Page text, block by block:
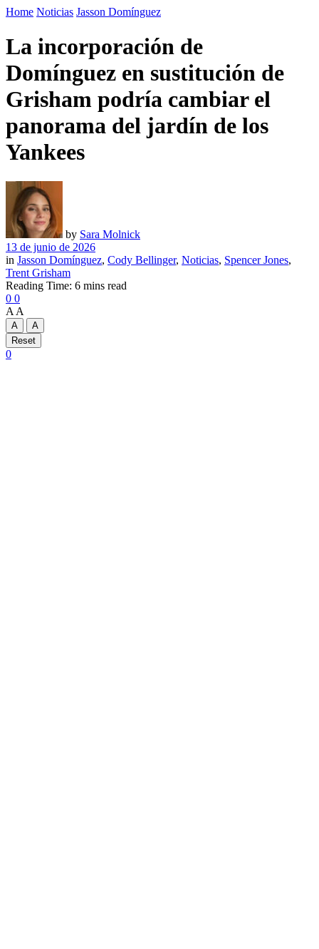
Home Noticias Jasson Domínguez
La incorporación de
Domínguez en sustitución de
Grisham podría cambiar el
panorama del jardín de los
Yankees
by Sara Molnick
13 de junio de 2026
in Jasson Domínguez, Cody Bellinger, Noticias, Spencer Jones,
Trent Grisham
Reading Time: 6 mins read
0 0
A A
A
A
Reset
0